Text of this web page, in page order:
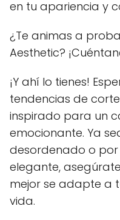
en tu apariencia y
¿Te animas a
Aesthetic?
¡Y ahí lo tienes!
tendencias de
inspirado para un
emocionante. Ya
desordenado o por
elegante,
mejor se adapte a
vida.